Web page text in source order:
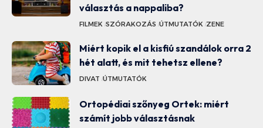
választás a nappaliba?
FILMEK SZÓRAKOZÁS ÚTMUTATÓK ZENE
Miért kopik el a kisfiú szandálok orra 2
hét alatt, és mit tehetsz ellene?
DIVAT ÚTMUTATÓK
Ortopédiai szőnyeg Ortek: miért
számít jobb választásnak